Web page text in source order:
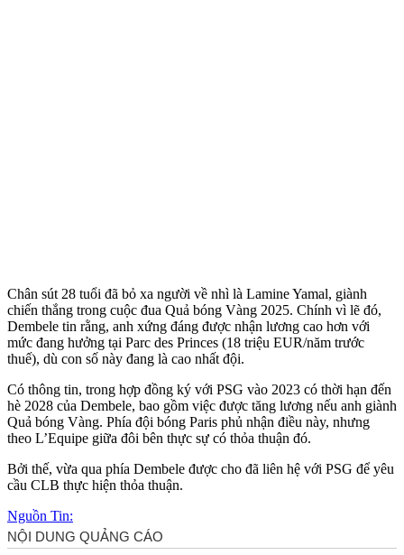
Chân sút 28 tuổi đã bỏ xa người về nhì là Lamine Yamal, giành
chiến thắng trong cuộc đua Quả bóng Vàng 2025. Chính vì lẽ đó,
Dembele tin rằng, anh xứng đáng được nhận lương cao hơn với
mức đang hưởng tại Parc des Princes (18 triệu EUR/năm trước
thuế), dù con số này đang là cao nhất đội.
Có thông tin, trong hợp đồng ký với PSG vào 2023 có thời hạn đến
hè 2028 của Dembele, bao gồm việc được tăng lương nếu anh giành
Quả bóng Vàng. Phía đội bóng Paris phủ nhận điều này, nhưng
theo L’Equipe giữa đôi bên thực sự có thỏa thuận đó.
Bởi thế, vừa qua phía Dembele được cho đã liên hệ với PSG để yêu
cầu CLB thực hiện thỏa thuận.
Nguồn Tin: